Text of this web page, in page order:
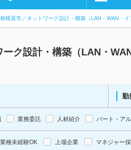
相模原市／ネットワーク設計・構築（LAN・WAN・
ク設計・構築（LAN・
勤
業務委託 人材紹介 パート・ア
業種未経験OK 上場企業 マネジャー